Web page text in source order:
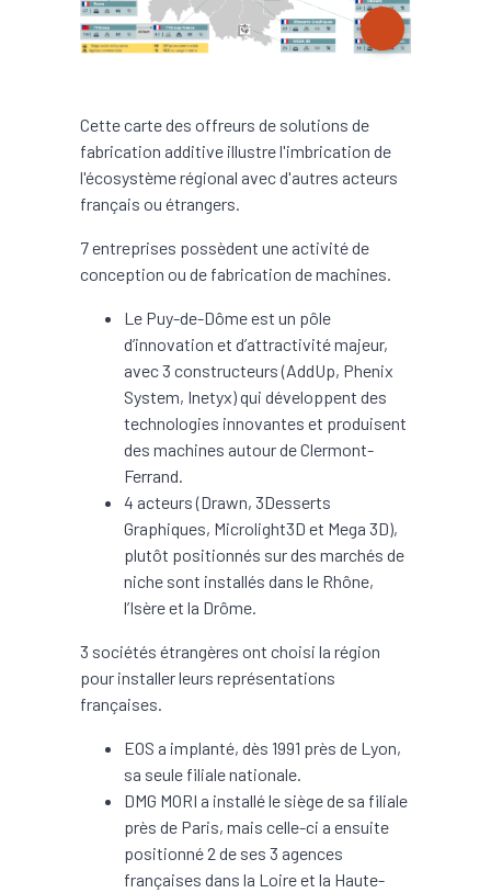
Cette carte des offreurs de solutions de
fabrication additive illustre l'imbrication de
l'écosystème régional avec d'autres acteurs
français ou étrangers.
7 entreprises possèdent une activité de
conception ou de fabrication de machines.
Le Puy-de-Dôme est un pôle
d’innovation et d’attractivité majeur,
avec 3 constructeurs (AddUp, Phenix
System, Inetyx) qui développent des
technologies innovantes et produisent
des machines autour de Clermont-
Ferrand.
4 acteurs (Drawn, 3Desserts
Graphiques, Microlight3D et Mega 3D),
plutôt positionnés sur des marchés de
niche sont installés dans le Rhône,
l’Isère et la Drôme.
3 sociétés étrangères ont choisi la région
pour installer leurs représentations
françaises.
EOS a implanté, dès 1991 près de Lyon,
sa seule filiale nationale.
DMG MORI a installé le siège de sa filiale
près de Paris, mais celle-ci a ensuite
positionné 2 de ses 3 agences
françaises dans la Loire et la Haute-